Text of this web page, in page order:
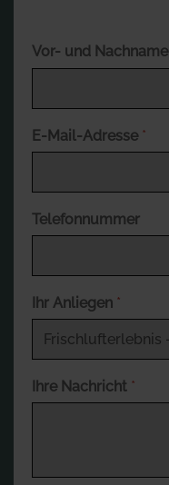
Vor- und Nachname
E-Mail-Adresse *
Telefonnummer
Ihr Anliegen *
Ihre Nachricht *